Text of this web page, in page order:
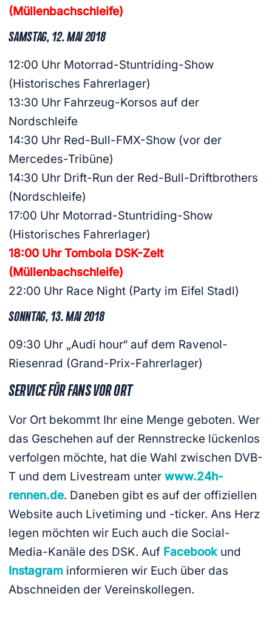
(Müllenbachschleife)
SAMSTAG, 12. MAI 2018
12:00 Uhr Motorrad-Stuntriding-Show
(Historisches Fahrerlager)
13:30 Uhr Fahrzeug-Korsos auf der
Nordschleife
14:30 Uhr Red-Bull-FMX-Show (vor der
Mercedes-Tribüne)
14:30 Uhr Drift-Run der Red-Bull-Driftbrothers
(Nordschleife)
17:00 Uhr Motorrad-Stuntriding-Show
(Historisches Fahrerlager)
18:00 Uhr Tombola DSK-Zelt
(Müllenbachschleife)
22:00 Uhr Race Night (Party im Eifel Stadl)
SONNTAG, 13. MAI 2018
09:30 Uhr „Audi hour“ auf dem Ravenol-
Riesenrad (Grand-Prix-Fahrerlager)
SERVICE FÜR FANS VOR ORT
Vor Ort bekommt Ihr eine Menge geboten. Wer
das Geschehen auf der Rennstrecke lückenlos
verfolgen möchte, hat die Wahl zwischen DVB-
T und dem Livestream unterwww.24h-
rennen.de. Daneben gibt es auf der offiziellen
Website auch Livetiming und -ticker. Ans Herz
legen möchten wir Euch auch die Social-
Media-Kanäle des DSK. Auf Facebookund
Instagram informieren wir Euch über das
Abschneiden der Vereinskollegen.